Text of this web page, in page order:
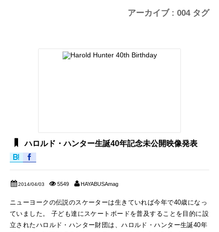
アーカイブ : 004 タグ
ハロルド・ハンター生誕40年記念未公開映像発表
2014/04/03 5549 HAYABUSAmag
ニューヨークの伝説のスケーターは生きていれば今年で40歳になっ
ていました。 子ども達にスケートボードを普及することを目的に設
立されたハロルド・ハンター財団は、ハロルド・ハンター生誕40年